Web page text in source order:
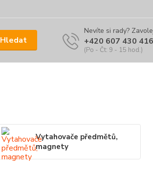
Hledat
Nevíte si rady?
+420 607 430 416
(Po - Čt: 9 - 15 hod.)
Vytahovače předmětů,
magnety